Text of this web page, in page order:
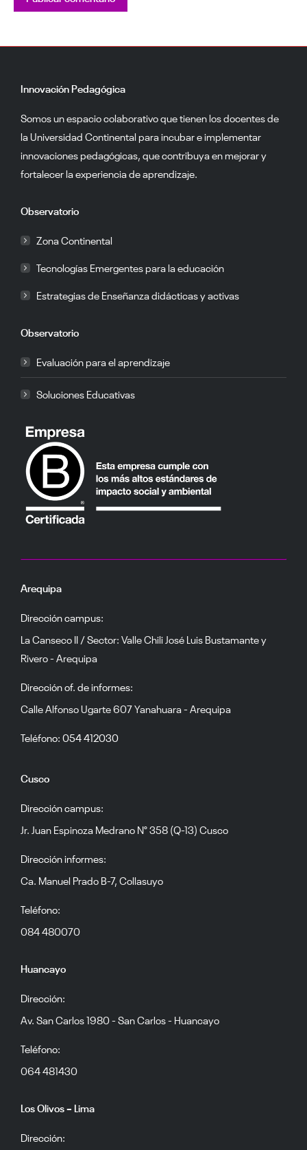
Innovación Pedagógica
Somos un espacio colaborativo que tienen los docentes de
la Universidad Continental para incubar e implementar
innovaciones pedagógicas, que contribuya en mejorar y
fortalecer la experiencia de aprendizaje.
Observatorio
Zona Continental
Tecnologías Emergentes para la educación
Estrategias de Enseñanza didácticas y activas
Observatorio
Evaluación para el aprendizaje
Soluciones Educativas
Arequipa
Dirección campus:
La Canseco II / Sector: Valle Chili José Luis Bustamante y
Rivero - Arequipa
Dirección of. de informes:
Calle Alfonso Ugarte 607 Yanahuara - Arequipa
Teléfono: 054 412030
Cusco
Dirección campus:
Jr. Juan Espinoza Medrano N° 358 (Q-13) Cusco
Dirección informes:
Ca. Manuel Prado B-7, Collasuyo
Teléfono:
084 480070
Huancayo
Dirección:
Av. San Carlos 1980 - San Carlos - Huancayo
Teléfono:
064 481430
Los Olivos – Lima
Dirección: